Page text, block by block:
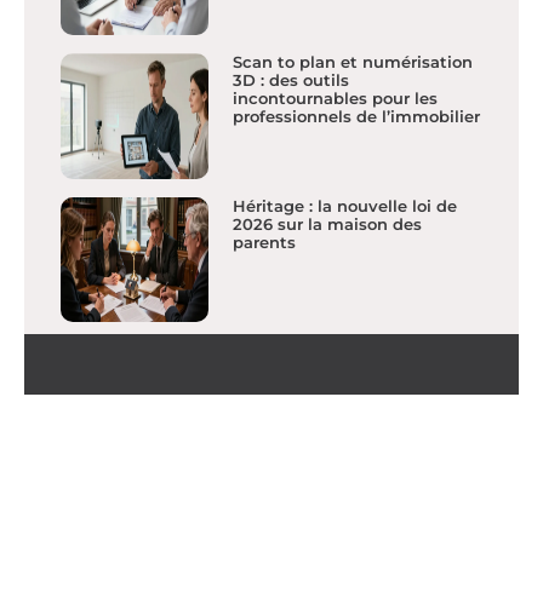
Scan to plan et numérisation
3D : des outils
incontournables pour les
professionnels de l’immobilier
Héritage : la nouvelle loi de
2026 sur la maison des
parents